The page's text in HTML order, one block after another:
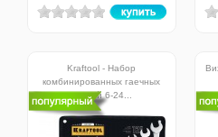
Kraftool - Набор
комбинированных гаечных
ключей 6-24...